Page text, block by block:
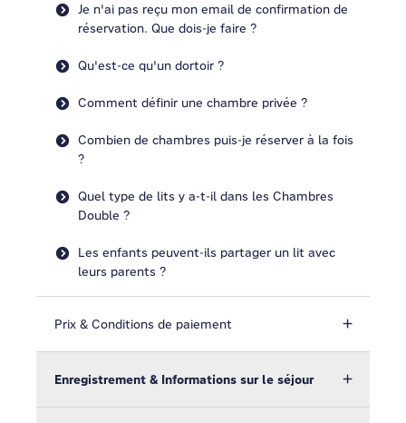
Je n'ai pas reçu mon email de confirmation de
réservation. Que dois-je faire ?
Qu'est-ce qu'un dortoir ?
Comment définir une chambre privée ?
Combien de chambres puis-je réserver à la fois
?
Quel type de lits y a-t-il dans les Chambres
Double ?
Les enfants peuvent-ils partager un lit avec
leurs parents ?
Prix & Conditions de paiement
Enregistrement & Informations sur le séjour